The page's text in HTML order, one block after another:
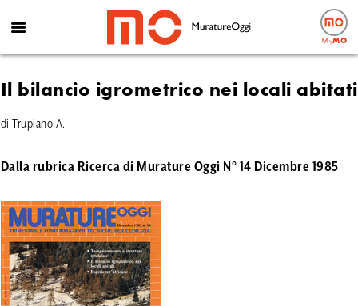
MyMO
Il bilancio igrometrico nei locali abitati
di Trupiano A.
Dalla rubrica Ricerca di Murature Oggi N° 14 Dicembre 1985